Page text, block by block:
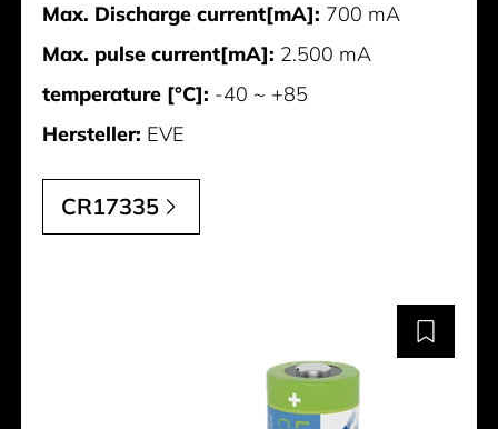
Max. Discharge current[mA]: 700 mA
Max. pulse current[mA]: 2.500 mA
temperature [°C]: -40 ~ +85
Hersteller: EVE
CR17335